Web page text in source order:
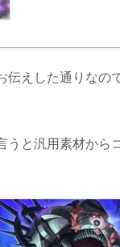
伝えした通りなの
と汎用素材から